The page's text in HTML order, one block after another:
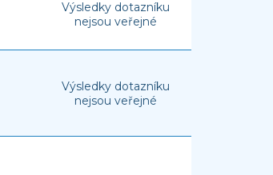
Výsledky dotazníku
nejsou veřejné
Výsledky dotazníku
nejsou veřejné